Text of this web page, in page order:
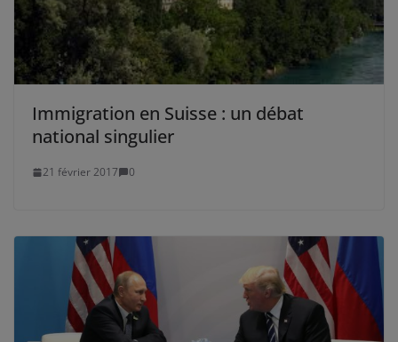
Immigration en Suisse : un débat
national singulier
21 février 2017 0